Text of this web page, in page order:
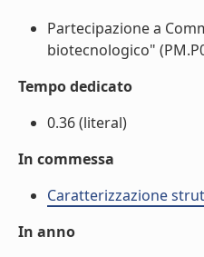
Partecipazione a
biotecnologico"
Tempo dedicato
0.36 (literal)
In commessa
Caratterizzazione
In anno